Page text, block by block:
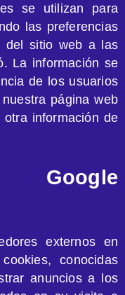
se utilizan para
las preferencias
del sitio web a las
La información se
de los usuarios
página web
información de
externos en
conocidas
anuncios a los